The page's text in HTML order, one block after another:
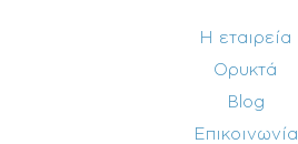
Η εταιρεία
Ορυκτά
Blog
Επικοινωνία